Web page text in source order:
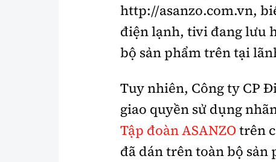
http://asanzo.com.vn,
điện lạnh, tivi đang lưu
bộ sản phẩm trên tại
Tuy nhiên, Công ty CP
giao quyền sử dụng
Tập đoàn ASANZOtrên
đã dán trên toàn bộ